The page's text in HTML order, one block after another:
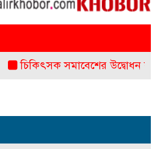
চিকিৎসক সমাবেশের উদ্বোধন